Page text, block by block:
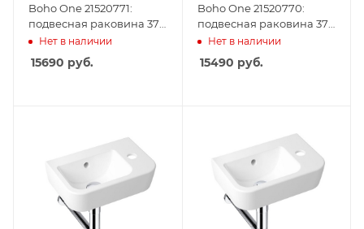
Boho One 21520771:
подвесная раковина 37
см, металлический
сифон, донный клапан
Нет в наличии
15690 руб.
Boho One 21520770:
подвесная раковина 37
см, металлический
сифон, донный клапан
Нет в наличии
15490 руб.